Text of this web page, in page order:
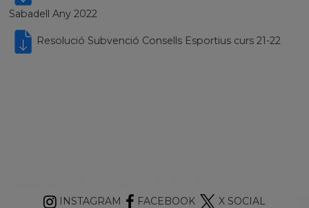
Sabadell Any 2022
Resolució Subvenció Consells Esportius curs 21-22
INSTAGRAM FACEBOOK
X SOCIAL